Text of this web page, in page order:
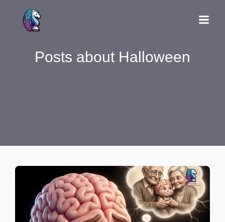
Posts about Halloween